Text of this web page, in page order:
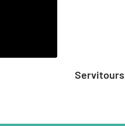
Servitours